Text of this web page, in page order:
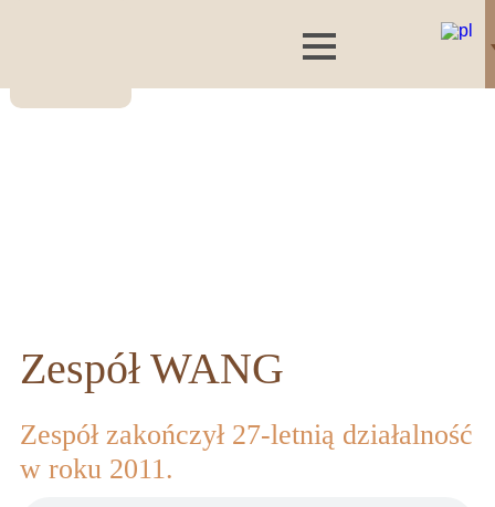
Zespół WANG
Zespół zakończył 27-letnią działalność
w roku 2011.